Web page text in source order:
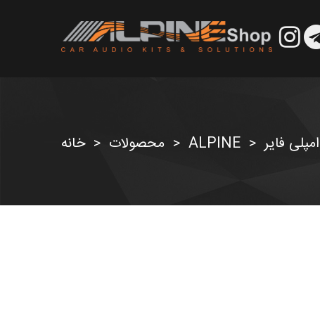
خانه > محصولات > ALPINE > امپلی فایر